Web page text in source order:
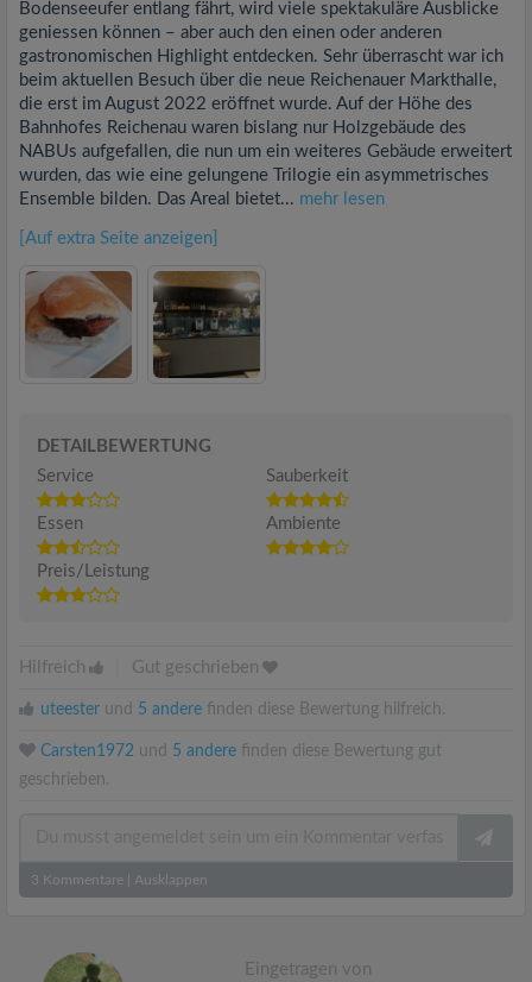
Bodenseeufer entlang fährt, wird viele spektakuläre Ausblicke
geniessen können – aber auch den einen oder anderen
gastronomischen Highlight entdecken. Sehr überrascht war ich
beim aktuellen Besuch über die neue Reichenauer Markthalle,
die erst im August 2022 eröffnet wurde. Auf der Höhe des
Bahnhofes Reichenau waren bislang nur Holzgebäude des
NABUs aufgefallen, die nun um ein weiteres Gebäude erweitert
wurden, das wie eine gelungene Trilogie ein asymmetrisches
Ensemble bilden. Das Areal bietet... mehr lesen
[Auf extra Seite anzeigen]
DETAILBEWERTUNG
Service
Sauberkeit
Essen Ambiente
Preis/Leistung
Hilfreich Gut geschrieben
uteester und 5 andere finden diese Bewertung hilfreich.
Carsten1972 und 5 andere finden diese Bewertung gut
geschrieben.
3 Kommentare Ausklappen
Eingetragen von